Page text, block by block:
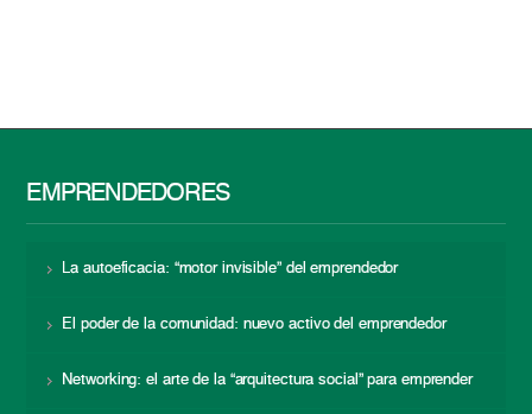
EMPRENDEDORES
La autoeficacia: “motor invisible” del emprendedor
El poder de la comunidad: nuevo activo del emprendedor
Networking: el arte de la “arquitectura social” para emprender